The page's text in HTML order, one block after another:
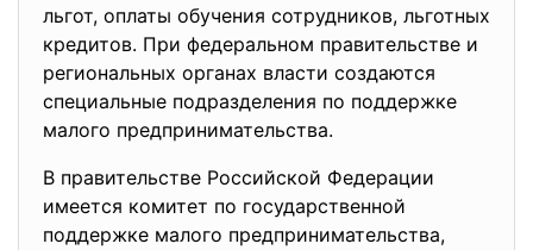
льгот, оплаты обучения сотрудников, льготных
кредитов. При федеральном правительстве и
региональных органах власти создаются
специальные подразделения по поддержке
малого предпринимательства.
В правительстве Российской Федерации
имеется комитет по государственной
поддержке малого предпринимательства,